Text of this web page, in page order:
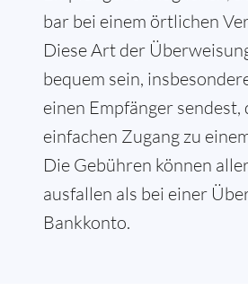
bar bei einem örtlichen
Diese Art der
bequem sein,
einen Empfänger sendest,
einfachen Zugang zu
Die Gebühren können
ausfallen als bei einer
Bankkonto.